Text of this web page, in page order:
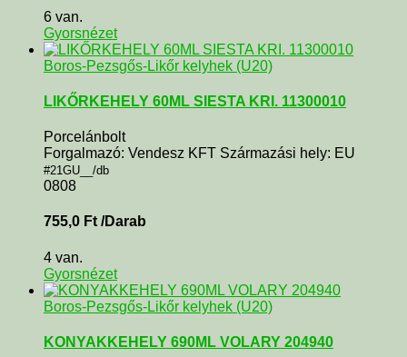
6 van.
Gyorsnézet
Boros-Pezsgős-Likőr kelyhek (U20)
LIKŐRKEHELY 60ML SIESTA KRI. 11300010
Porcelánbolt
Forgalmazó: Vendesz KFT Származási hely: EU
#21GU__/db
0808
755,0 Ft /Darab
4 van.
Gyorsnézet
Boros-Pezsgős-Likőr kelyhek (U20)
KONYAKKEHELY 690ML VOLARY 204940